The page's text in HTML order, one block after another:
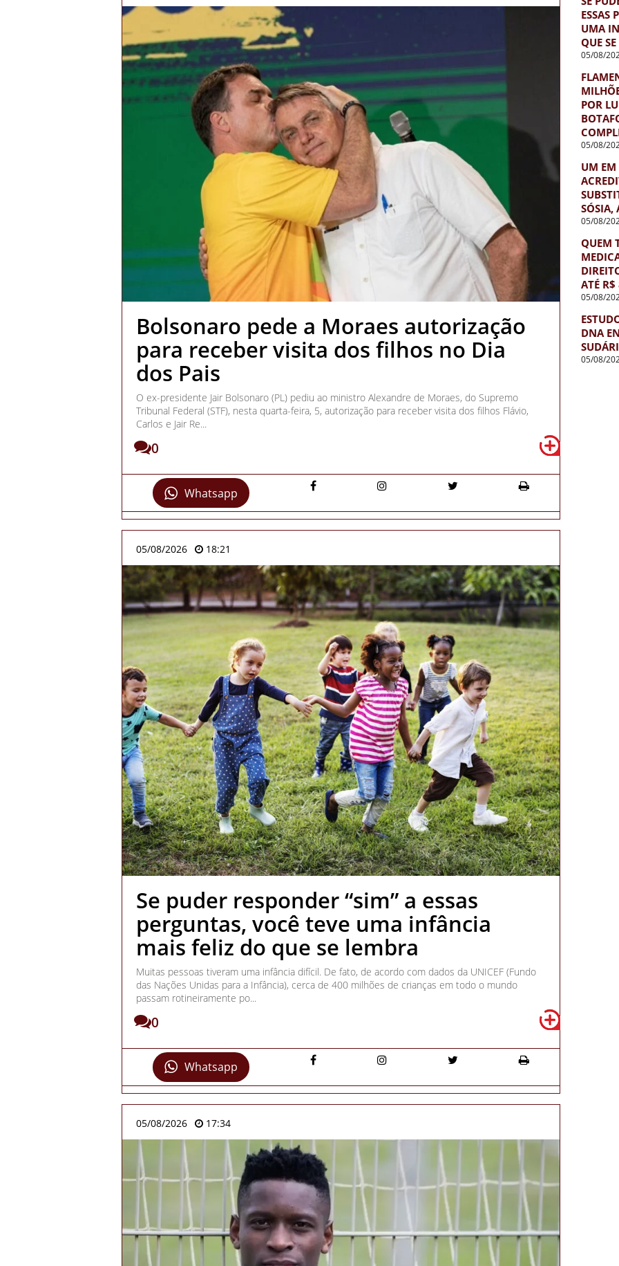
Bolsonaro pede a Moraes autorização
para receber visita dos filhos no Dia
dos Pais
O ex-presidente Jair Bolsonaro (PL) pediu ao ministro Alexandre de Moraes, do Supremo
Tribunal Federal (STF), nesta quarta-feira, 5, autorização para receber visita dos filhos Flávio,
Carlos e Jair Re...
0
Whatsapp
05/08/2026 18:21
Se puder responder “sim” a essas
perguntas, você teve uma infância
mais feliz do que se lembra
Muitas pessoas tiveram uma infância difícil. De fato, de acordo com dados da UNICEF (Fundo
das Nações Unidas para a Infância), cerca de 400 milhões de crianças em todo o mundo
passam rotineiramente po...
0
Whatsapp
05/08/2026 17:34
ESSAS
UMA
QUE
05/08/
POR
05/08/
UM EM
SÓSIA,
05/08/
QUEM
ATÉ R$
05/08/
DNA
05/08/